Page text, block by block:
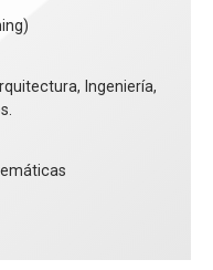
Ingeniería,